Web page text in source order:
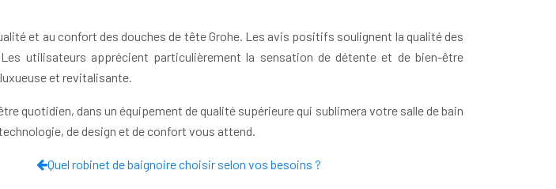
et au confort des douches de tête Grohe. Les avis positifs soulignent la qualité des
utilisateurs apprécient particulièrement la sensation de détente et de bien-être
et revitalisante.
quotidien, dans un équipement de qualité supérieure qui sublimera votre salle de bain
de design et de confort vous attend.
Quel robinet de baignoire choisir selon vos besoins ?